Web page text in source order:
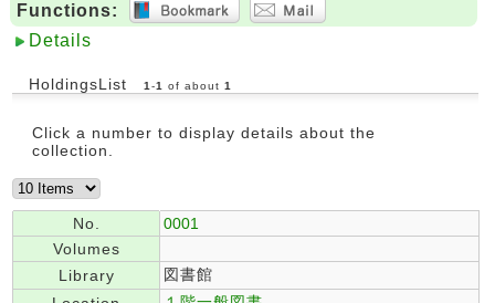
Functions:
Details
HoldingsList 1 -1 of about 1
Click a number to display details about the
collection.
No.
0001
Volumes
Library
図書館